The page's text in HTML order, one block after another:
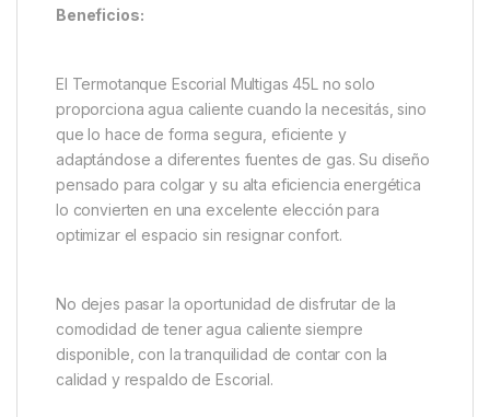
Beneficios:
El Termotanque Escorial Multigas 45L no solo
proporciona agua caliente cuando la necesitás, sino
que lo hace de forma segura, eficiente y
adaptándose a diferentes fuentes de gas. Su diseño
pensado para colgar y su alta eficiencia energética
lo convierten en una excelente elección para
optimizar el espacio sin resignar confort.
No dejes pasar la oportunidad de disfrutar de la
comodidad de tener agua caliente siempre
disponible, con la tranquilidad de contar con la
calidad y respaldo de Escorial.